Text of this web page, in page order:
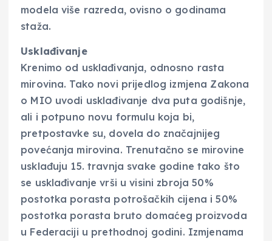
modela više razreda, ovisno o godinama
staža.
Usklađivanje
Krenimo od usklađivanja, odnosno rasta
mirovina. Tako novi prijedlog izmjena Zakona
o MIO uvodi usklađivanje dva puta godišnje,
ali i potpuno novu formulu koja bi,
pretpostavke su, dovela do značajnijeg
povećanja mirovina. Trenutačno se mirovine
usklađuju 15. travnja svake godine tako što
se usklađivanje vrši u visini zbroja 50%
postotka porasta potrošačkih cijena i 50%
postotka porasta bruto domaćeg proizvoda
u Federaciji u prethodnoj godini. Izmjenama